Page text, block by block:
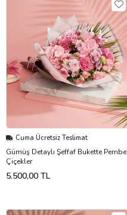
Cuma Ücretsiz Teslimat
Gümüş Detaylı Şeffaf Bukette Pembe
Çiçekler
5.500,00 TL